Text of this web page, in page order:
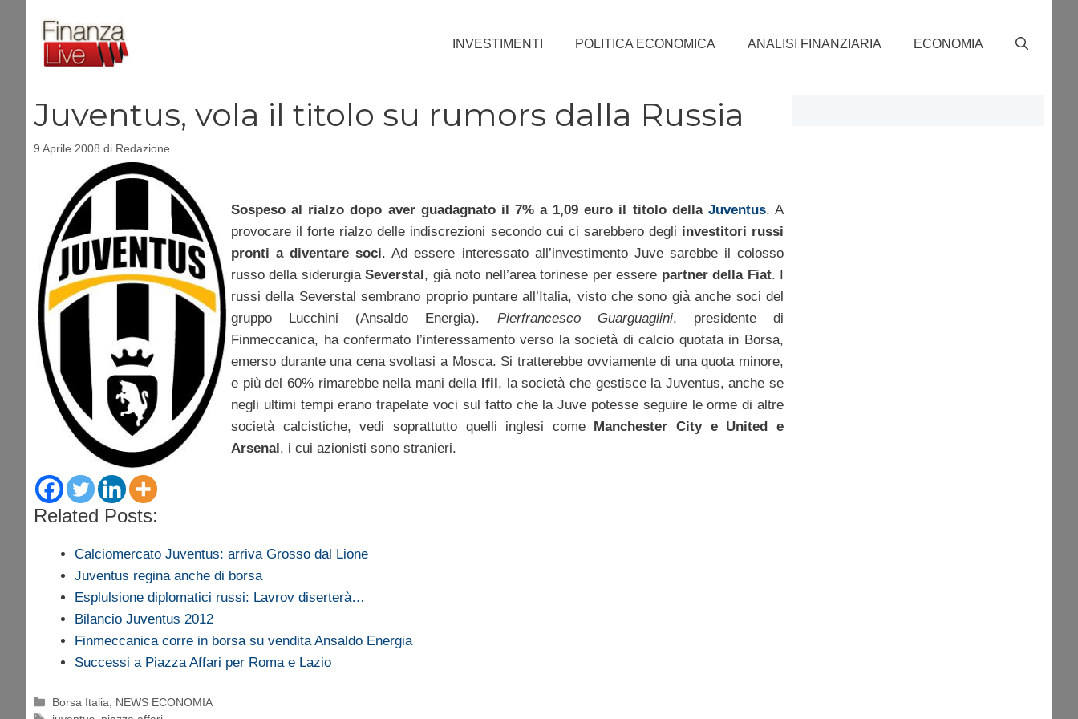
contenuto
INVESTIMENTI POLITICA ECONOMICA ANALISI FINANZIARIA ECONOMIA
Juventus, vola il titolo su rumors dalla Russia
9 Aprile 2008 di Redazione
Sospeso al rialzo dopo aver guadagnato il 7% a 1,09 euro il titolo della Juventus. A
provocare il forte rialzo delle indiscrezioni secondo cui ci sarebbero degli investitori russi
pronti a diventare soci. Ad essere interessato all’investimento Juve sarebbe il colosso
russo della siderurgiaSeverstal , già noto nell’area torinese per essere partner della Fiat. I
russi della Severstal sembrano proprio puntare all’Italia, visto che sono già anche soci del
gruppo Lucchini (Ansaldo Energia). Pierfrancesco Guarguaglini, presidente di
Finmeccanica, ha confermato l’interessamento verso la società di calcio quotata in Borsa,
emerso durante una cena svoltasi a Mosca. Si tratterebbe ovviamente di una quota minore,
e più del 60% rimarebbe nella mani della Ifil , la società che gestisce la Juventus, anche se
negli ultimi tempi erano trapelate voci sul fatto che la Juve potesse seguire le orme di altre
società calcistiche, vedi soprattutto quelli inglesi come
Manchester City e United e
Arsenal , i cui azionisti sono stranieri.
Related Posts:
Calciomercato Juventus: arriva Grosso dal Lione
Juventus regina anche di borsa
Esplulsione diplomatici russi: Lavrov diserterà…
Bilancio Juventus 2012
Finmeccanica corre in borsa su vendita Ansaldo Energia
Successi a Piazza Affari per Roma e Lazio
Categorie
Borsa Italia
NEWS ECONOMIA